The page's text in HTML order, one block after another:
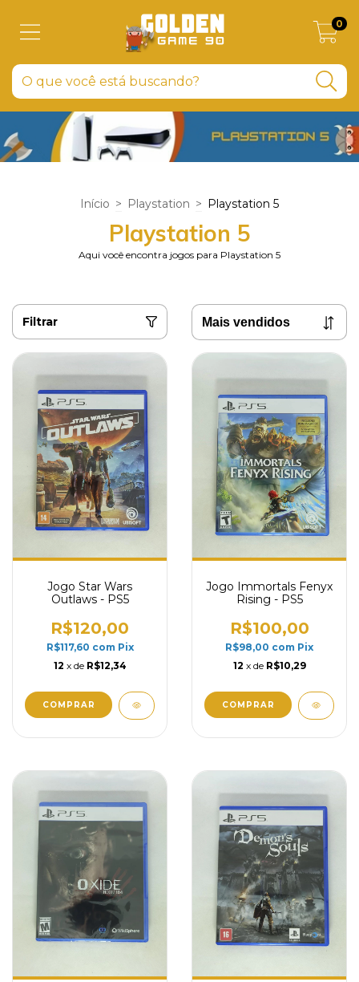
0
Início > Playstation > Playstation 5
Playstation 5
Aqui você encontra jogos para Playstation 5
Filtrar
Jogo Star Wars
Outlaws - PS5
R$120,00
R$117,60 com Pix
12 x de R$12,34
Jogo Immortals Fenyx
Rising - PS5
R$100,00
R$98,00 com Pix
12 x de R$10,29